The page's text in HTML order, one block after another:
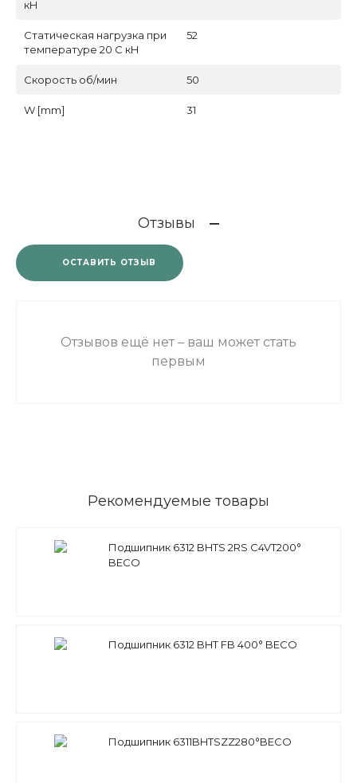
кН
Статическая нагрузка при
температуре 20 С кН
52
Скорость об/мин 50
W [mm] 31
Отзывы
ОСТАВИТЬ ОТЗЫВ
Отзывов ещё нет – ваш может стать
первым
Рекомендуемые товары
Подшипник 6312 BHTS 2RS C4VT200°
BECO
Подшипник 6312 BHT FB 400° BECO
Подшипник 6311BHTSZZ280°BECO